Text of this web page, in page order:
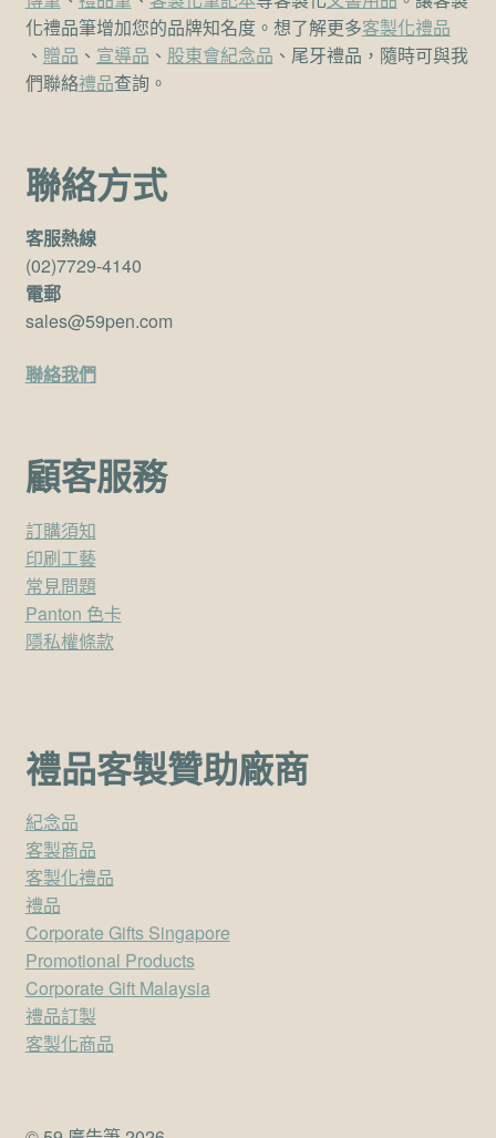
化禮品筆增加您的品牌知名度。想了解更多客製化禮品
、 贈品 、 宣導品 、 股東會紀念品 、尾牙禮品，隨時可與我
們聯絡禮品查詢。
聯絡方式
客服熱線
(02)7729-4140
電郵
sales@59pen.com
聯絡我們
顧客服務
訂購須知
印刷工藝
常見問題
Panton 色卡
隱私權條款
禮品客製贊助廠商
紀念品
客製商品
客製化禮品
禮品
Corporate Gifts Singapore
Promotional Products
Corporate Gift Malaysia
禮品訂製
客製化商品